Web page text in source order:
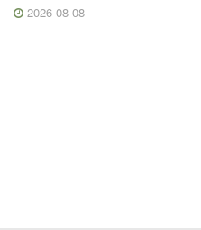
2026 08 08